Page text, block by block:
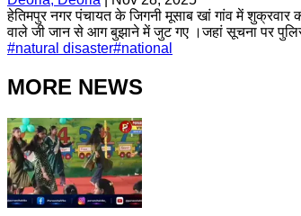
हेतिमपुर नगर पंचायत के जिगनी मूसाब खां गांव में
वाले जी जान से आग बुझाने में जुट गए ।जहां सूचना पर
#natural disaster#national
MORE NEWS